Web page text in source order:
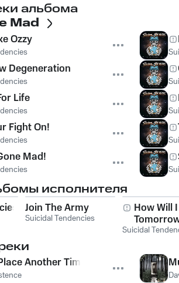
альбома
Mad
Ozzy
Degeneration
Life
Fight On!
Mad!
исполнителя
Join The Army
Suicidal Tendencies
How Will
Can't
Suicidal
Another Time